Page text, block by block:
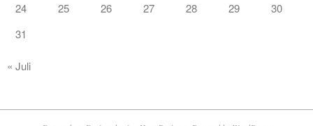
24
25 26 27 28 29
30
31
« Juli